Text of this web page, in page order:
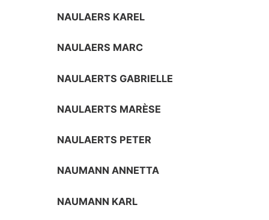
NAULAERS KAREL
NAULAERS MARC
NAULAERTS GABRIELLE
NAULAERTS MARÈSE
NAULAERTS PETER
NAUMANN ANNETTA
NAUMANN KARL